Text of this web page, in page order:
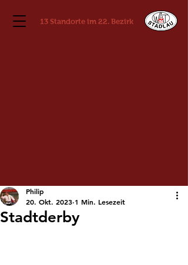
13 Standorte im 22. Bezirk
Stadtderby
Philip
20. Okt. 2023 1 Min. Lesezeit